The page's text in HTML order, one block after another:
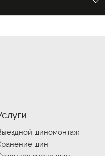
шиномонтаж
шин